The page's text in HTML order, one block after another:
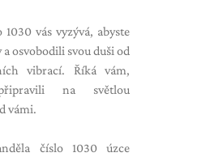
1030 vás vyzývá, abyste
osvobodili svou duši od
vibrací. Říká vám,
na světlou
vámi.
číslo 1030 úzce